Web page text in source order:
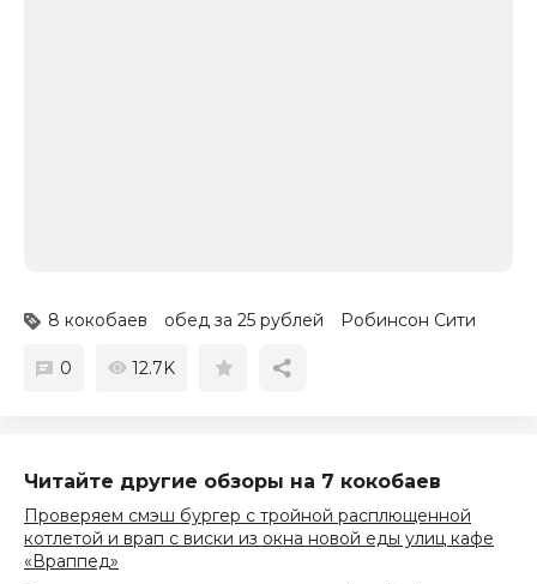
8 кокобаев обед за 25 рублей Робинсон Сити
0 12.7K
Читайте другие обзоры на 7 кокобаев
Проверяем смэш бургер с тройной расплющенной
котлетой и врап с виски из окна новой еды улиц кафе
«Враппед»